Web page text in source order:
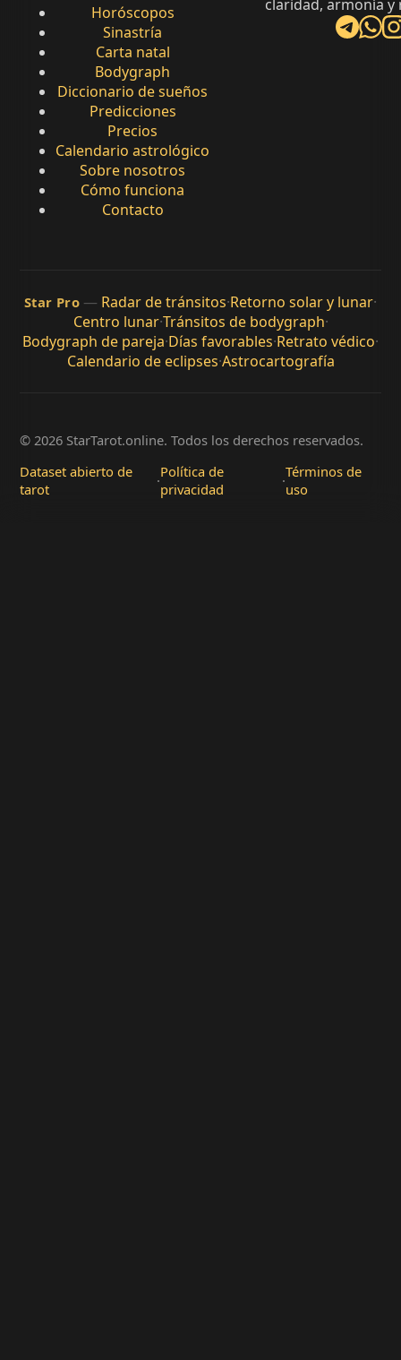
Horóscopos
Sinastría
Carta natal
Bodygraph
Diccionario de sueños
Predicciones
Precios
Calendario astrológico
Sobre nosotros
Cómo funciona
Contacto
claridad, armonía y
Star Pro — Radar de tránsitos·Retorno solar y lunar·
Centro lunar·Tránsitos de bodygraph·
Bodygraph de pareja·Días favorables·Retrato védico·
Calendario de eclipses·Astrocartografía
© 2026 StarTarot.online. Todos los derechos reservados.
Dataset abierto de
tarot
·Política de
privacidad
·Términos de
uso